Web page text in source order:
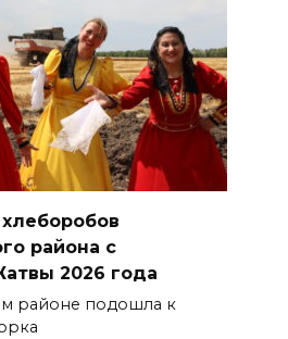
района с
2026 года
районе подошла к